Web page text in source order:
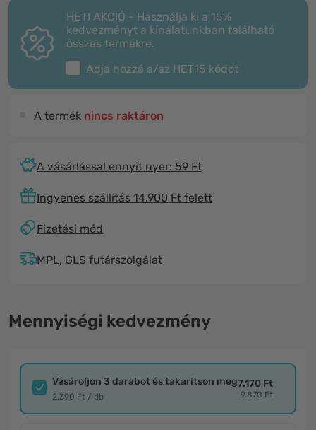
HETI AKCIÓ - Használja ki a 15%
kedvezményt a kínálatunkban található
összes termékre.
Adja hozzá a/az HET15 kódot
A termék nincs raktáron
A vásárlással ennyit nyer: 59 Ft
Ingyenes szállítás 14.900 Ft felett
Fizetési mód
MPL, GLS futárszolgálat
Mennyiségi kedvezmény
Vásároljon 3 darabot és takarítson meg
2.390 Ft / db
7.170 Ft
9.870 Ft